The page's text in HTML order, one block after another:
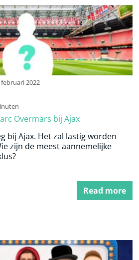
februari 2022
Overmars bij Ajax
bij Ajax. Het zal lastig worden
zijn de meest aannemelijke
Read more